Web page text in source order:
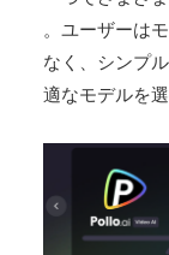
。ユーザーは
なく、シンプ
適なモデルを選